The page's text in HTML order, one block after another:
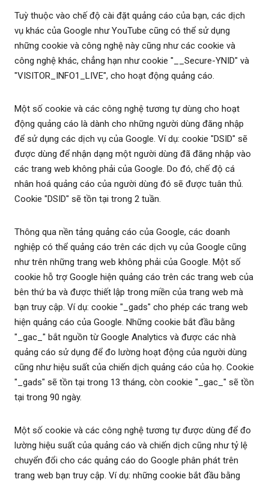
Tuỳ thuộc vào chế độ cài đặt quảng cáo của bạn, các dịch
vụ khác của Google như YouTube cũng có thể sử dụng
những cookie và công nghệ này cũng như các cookie và
công nghệ khác, chẳng hạn như cookie "__Secure-YNID" và
"VISITOR_INFO1_LIVE", cho hoạt động quảng cáo.
Một số cookie và các công nghệ tương tự dùng cho hoạt
động quảng cáo là dành cho những người dùng đăng nhập
để sử dụng các dịch vụ của Google. Ví dụ: cookie "DSID" sẽ
được dùng để nhận dạng một người dùng đã đăng nhập vào
các trang web không phải của Google. Do đó, chế độ cá
nhân hoá quảng cáo của người dùng đó sẽ được tuân thủ.
Cookie "DSID" sẽ tồn tại trong 2 tuần.
Thông qua nền tảng quảng cáo của Google, các doanh
nghiệp có thể quảng cáo trên các dịch vụ của Google cũng
như trên những trang web không phải của Google. Một số
cookie hỗ trợ Google hiện quảng cáo trên các trang web của
bên thứ ba và được thiết lập trong miền của trang web mà
bạn truy cập. Ví dụ: cookie "_gads" cho phép các trang web
hiện quảng cáo của Google. Những cookie bắt đầu bằng
"_gac_" bắt nguồn từ Google Analytics và được các nhà
quảng cáo sử dụng để đo lường hoạt động của người dùng
cũng như hiệu suất của chiến dịch quảng cáo của họ. Cookie
"_gads" sẽ tồn tại trong 13 tháng, còn cookie "_gac_" sẽ tồn
tại trong 90 ngày.
Một số cookie và các công nghệ tương tự được dùng để đo
lường hiệu suất của quảng cáo và chiến dịch cũng như tỷ lệ
chuyển đổi cho các quảng cáo do Google phân phát trên
trang web bạn truy cập. Ví dụ: những cookie bắt đầu bằng